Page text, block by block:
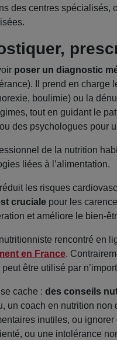
des centres spécialisés,
poser un diagnostic
Il prend en charge
boulimie) ou la
tout en guidant le
des psychologues pour
de la nutrition
liées à l’alimentation.
les risques
cruciale pour les
et améliore le bien-
rencontré en
en France.
être utilisé par
cache : des conseils
un coach en nutrition
inutiles, ou
ou une intolérance